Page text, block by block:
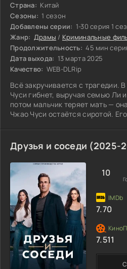
Страна: Китай
Сезоны: 1 сезон
Добавлены серии: 1-30 серия 1
Жанр: Драмы / Криминальные
Продолжительность: 45 мин
Дата выхода: 13 марта 2025
Качество: WEB-DLRip
Всё закручивается с трагедии.
Чуси гибнет, выручая семью Ли
потом мальчик теряет мать —
Чжао Чуси остаётся сиротой.
Друзья и соседи (2025-
10
7.70
7.511